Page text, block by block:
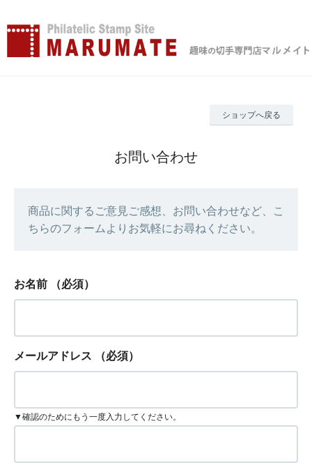
ショップへ戻る
お問い合わせ
商品に関するご意見ご感想、お問い合わせなど、こ
ちらのフォームよりお気軽にお尋ねください。
お名前 （必須）
メールアドレス （必須）
▼確認のためにもう一度入力してください。